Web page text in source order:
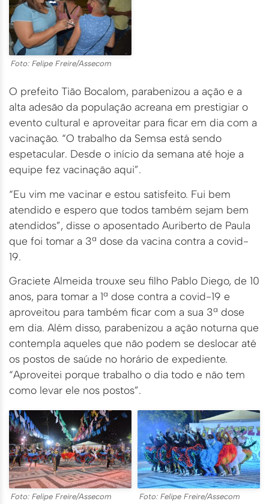
Foto: Felipe Freire/Assecom
O prefeito Tião Bocalom, parabenizou a ação e a
alta adesão da população acreana em prestigiar o
evento cultural e aproveitar para ficar em dia com a
vacinação. “O trabalho da Semsa está sendo
espetacular. Desde o início da semana até hoje a
equipe fez vacinação aqui”.
“Eu vim me vacinar e estou satisfeito. Fui bem
atendido e espero que todos também sejam bem
atendidos”, disse o aposentado Auriberto de Paula
que foi tomar a 3ª dose da vacina contra a covid-
19.
Graciete Almeida trouxe seu filho Pablo Diego, de 10
anos, para tomar a 1ª dose contra a covid-19 e
aproveitou para também ficar com a sua 3ª dose
em dia. Além disso, parabenizou a ação noturna que
contempla aqueles que não podem se deslocar até
os postos de saúde no horário de expediente.
“Aproveitei porque trabalho o dia todo e não tem
como levar ele nos postos”.
Foto: Felipe Freire/Assecom Foto: Felipe Freire/Assecom